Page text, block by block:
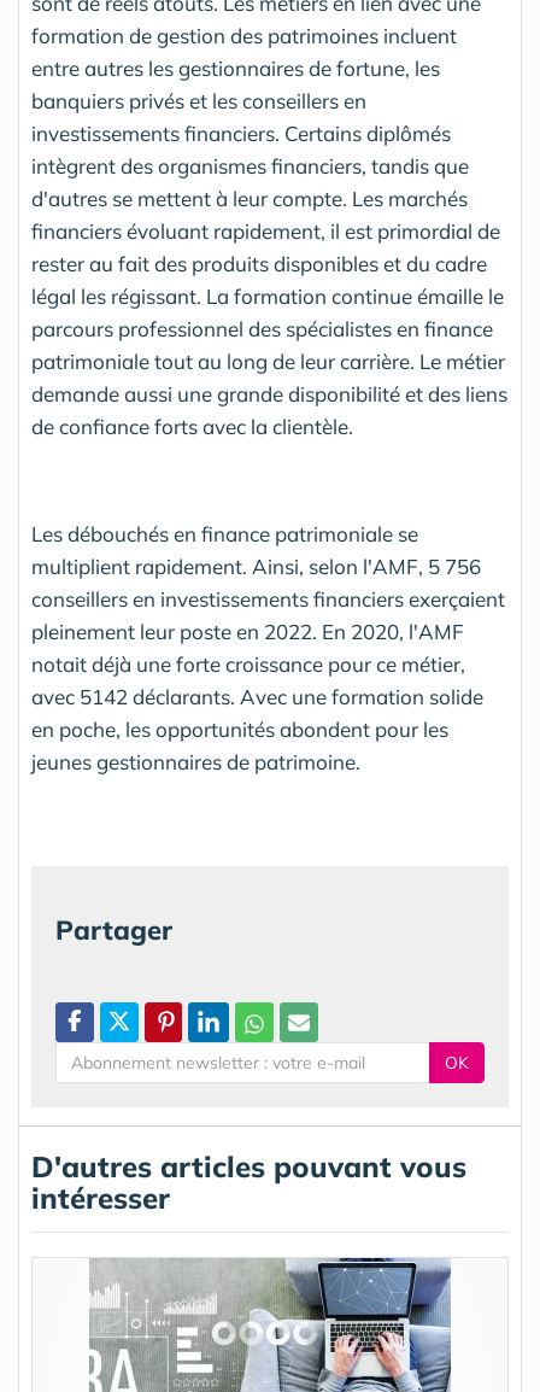
formation de gestion des patrimoines incluent
entre autres les gestionnaires de fortune, les
banquiers privés et les conseillers en
investissements financiers. Certains diplômés
intègrent des organismes financiers, tandis que
d'autres se mettent à leur compte. Les marchés
financiers évoluant rapidement, il est primordial de
rester au fait des produits disponibles et du cadre
légal les régissant. La formation continue émaille le
parcours professionnel des spécialistes en finance
patrimoniale tout au long de leur carrière. Le métier
demande aussi une grande disponibilité et des liens
de confiance forts avec la clientèle.
Les débouchés en finance patrimoniale se
multiplient rapidement. Ainsi, selon l'AMF, 5 756
conseillers en investissements financiers exerçaient
pleinement leur poste en 2022. En 2020, l'AMF
notait déjà une forte croissance pour ce métier,
avec 5142 déclarants. Avec une formation solide
en poche, les opportunités abondent pour les
jeunes gestionnaires de patrimoine.
Partager
OK
D'autres articles pouvant vous
intéresser